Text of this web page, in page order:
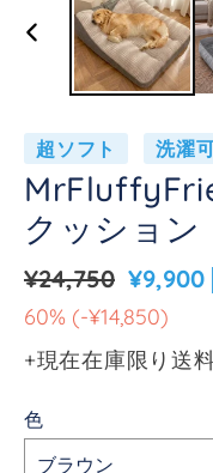
クッション
¥24,750 ¥9,900
1485000
60% (-¥14,850)
+現在在庫限り送
色